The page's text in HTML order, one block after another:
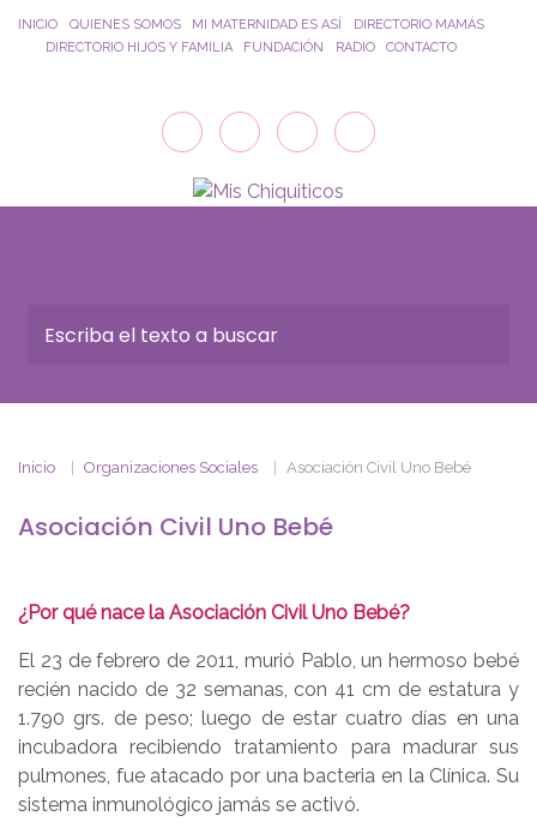
Saltar al contenido principal
INICIO QUIENES SOMOS MI MATERNIDAD ES ASÍ
DIRECTORIO MAMÁS
DIRECTORIO HIJOS Y FAMILIA
FUNDACIÓN RADIO CONTACTO
Inicio Organizaciones Sociales Asociación Civil Uno Bebé
Asociación Civil Uno Bebé
¿Por qué nace la Asociación Civil Uno Bebé?
El 23 de febrero de 2011, murió Pablo, un hermoso bebé
recién nacido de 32 semanas, con 41 cm de estatura y
1.790 grs. de peso; luego de estar cuatro días en una
incubadora recibiendo tratamiento para madurar sus
pulmones, fue atacado por una bacteria en la Clínica. Su
sistema inmunológico jamás se activó.